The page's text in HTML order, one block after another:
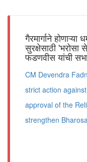
गैरमार्गाने होणाऱ्या
सुरक्षेसाठी
फडणवीस यांची
CM Devendra
strict action
approval of the
strengthen